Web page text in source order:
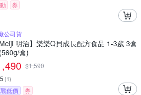
券
公司貨
Meiji 明治】樂樂Q貝成長配方食品 1-3歲 3盒
盒)
$1,590
5 (1)
低價 券